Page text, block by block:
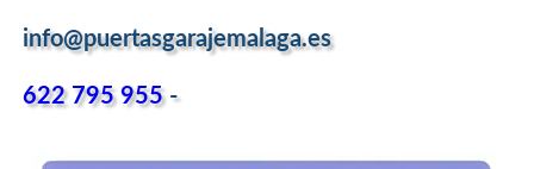
info@puertasgarajemalaga.es
622 795 955-